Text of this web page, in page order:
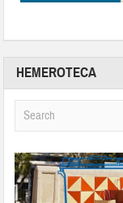
HEMEROTECA